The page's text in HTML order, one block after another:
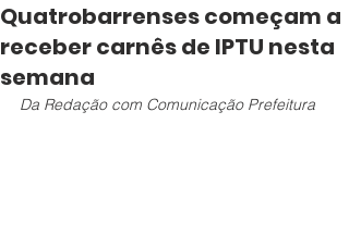
Quatrobarrenses começam a
receber carnês de IPTU nesta
semana
Da Redação com Comunicação Prefeitura